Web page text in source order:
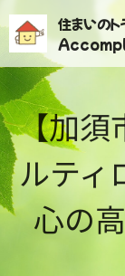
住まいの
【加須
ルティ
心の